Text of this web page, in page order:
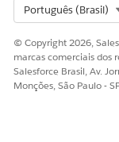
Português (Brasil)
© Copyright 2026,
marcas comerciais dos
Salesforce Brasil, Av.
Monções, São Paulo -